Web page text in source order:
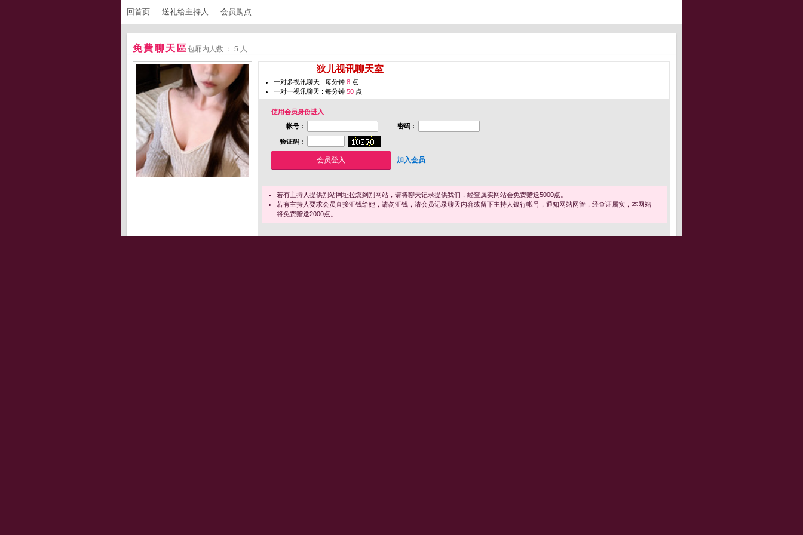
回首页 送礼给主持人 会员购点
免費聊天區包厢内人数 ： 5 人
狄儿视讯聊天室
一对多视讯聊天 : 每分钟 8 点
一对一视讯聊天 : 每分钟 50 点
使用会员身份进入
帐号 :
密码 :
验证码 :
加入会员
若有主持人提供别站网址拉您到别网站，请将聊天记录提供我们，经查属实网站会免费赠送5000点。
若有主持人要求会员直接汇钱给她，请勿汇钱，请会员记录聊天内容或留下主持人银行帐号，通知网站网管，经查证属实，本网站
将免费赠送2000点。